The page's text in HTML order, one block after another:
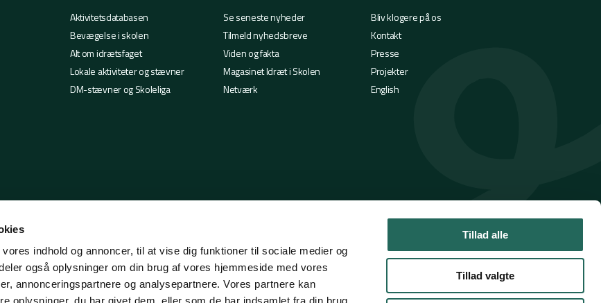
indhold og annoncer, til at vise dig funktioner til sociale medier og
også oplysninger om din brug af vores hjemmeside med vores
annonceringspartnere og analysepartnere. Vores partnere kan
Tillad alle
Tillad valgte
Aktivitetsdatabasen
Bevægelse i skolen
Alt om idrætsfaget
Lokale aktiviteter og stævner
DM-stævner og Skoleliga
Se seneste nyheder
Tilmeld nyhedsbreve
Viden og fakta
Magasinet Idræt i Skolen
Netværk
Bliv klogere på os
Kontakt
Presse
Projekter
English